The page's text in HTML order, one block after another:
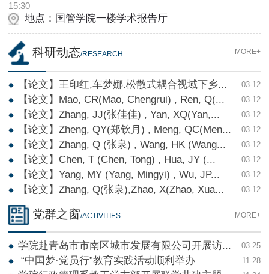
15:30
地点：国管学院一楼学术报告厅
科研动态/RESEARCH MORE+
【论文】王印红,车梦娜.松散式耦合视域下乡... 03-12
【论文】Mao, CR(Mao, Chengrui) , Ren, Q(... 03-12
【论文】Zhang, JJ(张佳佳) , Yan, XQ(Yan,... 03-12
【论文】Zheng, QY(郑钦月) , Meng, QC(Men... 03-12
【论文】Zhang, Q (张泉) , Wang, HK (Wang... 03-12
【论文】Chen, T (Chen, Tong) , Hua, JY (... 03-12
【论文】Yang, MY (Yang, Mingyi) , Wu, JP... 03-12
【论文】Zhang, Q(张泉),Zhao, X(Zhao, Xua... 03-12
党群之窗/ACTIVITIES MORE+
学院赴青岛市市南区城市发展有限公司开展访... 03-25
“中国梦·党员行”教育实践活动顺利举办 11-28